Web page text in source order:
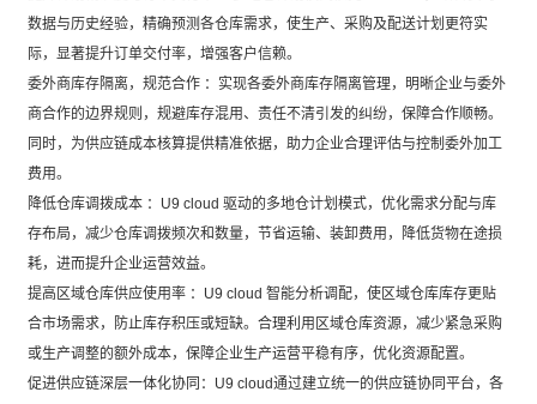
数据与历史经验，精确预测各仓库需求，使生产、采购及配送计划更符实
际，显著提升订单交付率，增强客户信赖。
委外商库存隔离，规范合作 ：实现各委外商库存隔离管理，明晰企业与委外
商合作的边界规则，规避库存混用、责任不清引发的纠纷，保障合作顺畅。
同时，为供应链成本核算提供精准依据，助力企业合理评估与控制委外加工
费用。
降低仓库调拨成本 ：U9 cloud 驱动的多地仓计划模式，优化需求分配与库
存布局，减少仓库调拨频次和数量，节省运输、装卸费用，降低货物在途损
耗，进而提升企业运营效益。
提高区域仓库供应使用率 ：U9 cloud 智能分析调配，使区域仓库库存更贴
合市场需求，防止库存积压或短缺。合理利用区域仓库资源，减少紧急采购
或生产调整的额外成本，保障企业生产运营平稳有序，优化资源配置。
促进供应链深层一体化协同：U9 cloud通过建立统一的供应链协同平台，各